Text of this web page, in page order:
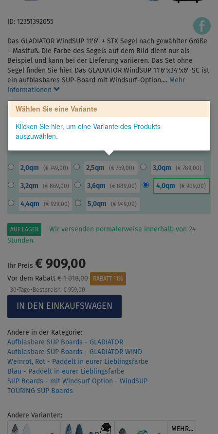
ID: 12351392055
Das GLADIATOR WindSUP 11'6'' + STX Segel nach gewählter Größe
+ Mastfuß. Die Farbe des Segels auf dem Bild dient nur als
Beispiel und kann bei der Lieferung variieren. Das Set ohne
Segel finden Sie hier. Das GLADIATOR WindSUP 11'6''x34''x6'' SC ist
ein aufblasbares SUP-Board mit Windsurf-Option.… Mehr
Informationen
Wählen Sie eine Variante
Klicken Sie hier, um eine Variante des Produkts
auszuwählen.
2,0qm ( € 749,00) 2,5qm (€ 769,00) 3,0qm ( € 789,00)
3,2qm ( € 869,00) 3,6qm (€ 889,00) 4,0qm ( € 909,00)
4,4qm ( € 929,00) 5,0qm (€ 949,00)
AUF LAGER
Wir versenden normalerweise innerhalb von 24
Stunden.
Ihr Preis € 909,00
Vor dem Rabatt € 1 018,00
RABATT 11%
30-Tage-Bestpreis*: € 959,00
Andere in der Kategorie:
Aufblasbare SUP Boards - GLADIATOR
Aufblasbare SUP Boards - GLADIATOR WIND
Weinrot, Rot - Paddelt in eurer Lieblingsfarbe
Blau - Paddelt in eurer Lieblingsfarbe
SUP Boards - mit Windsurf Option - WindSUP
TOURING SUP Boards
Andere Varianten:
MEHR...